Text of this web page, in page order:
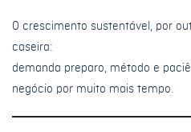
O crescimento sustentável, por
caseira:
demanda preparo, método e
negócio por muito mais tempo.